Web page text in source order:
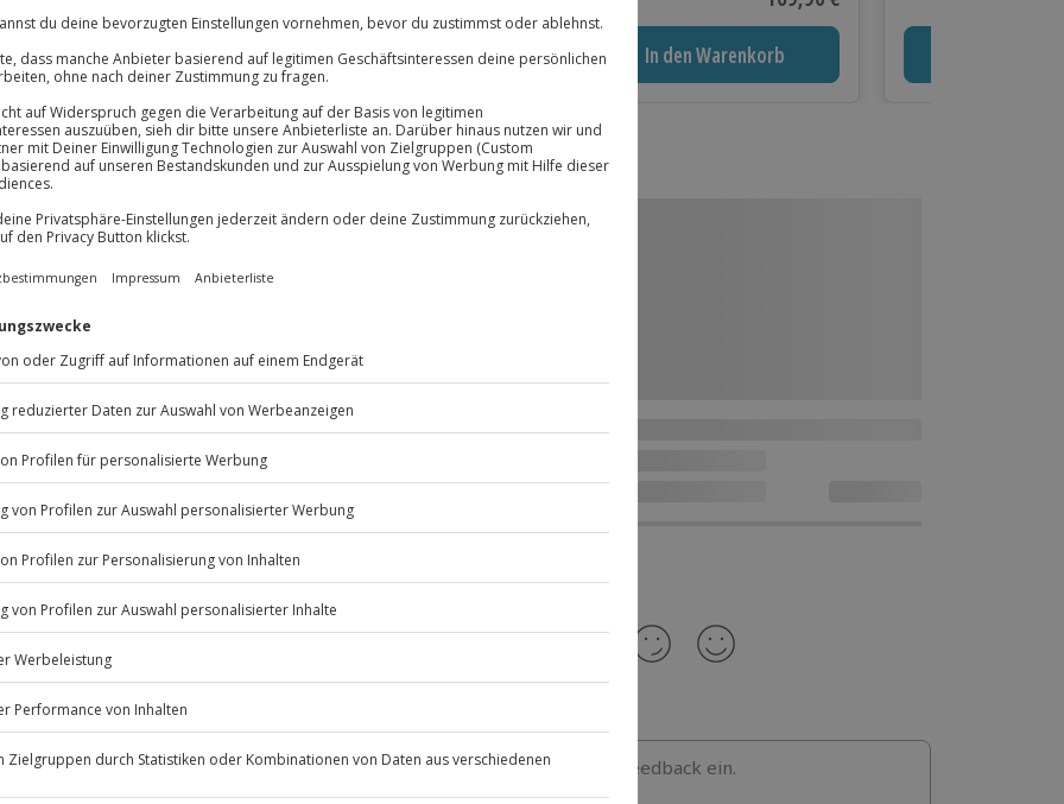
In den Warenkorb
europäischen Ländern
In den Warenkorb In den Warenkorb
bist du mit diesen
wir etwas besser machen?
zum Beispiel Filter oder etwas anderes, das
Bitte gib hier dein Feedback ein.